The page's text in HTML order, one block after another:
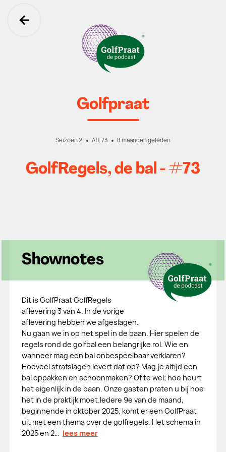
Ga terug
Golfpraat
Seizoen 2 Afl. 73 8 maanden geleden
GolfRegels, de bal - #73
Shownotes
Dit is GolfPraat GolfRegels
aflevering 3 van 4. In de vorige
aflevering hebben we afgeslagen.
Nu gaan we in op het spel in de baan. Hier spelen de
regels rond de golfbal een belangrijke rol. Wie en
wanneer mag een bal onbespeelbaar verklaren?
Hoeveel strafslagen levert dat op? Mag je altijd een
bal oppakken en schoonmaken? Of te wel; hoe heurt
het eigenlijk in de baan. Onze gasten praten u bij hoe
het in de praktijk moet.Iedere 9e van de maand,
beginnende in oktober 2025, komt er een GolfPraat
uit met een thema over de golfregels. Het schema in
2025 en 2… lees meer